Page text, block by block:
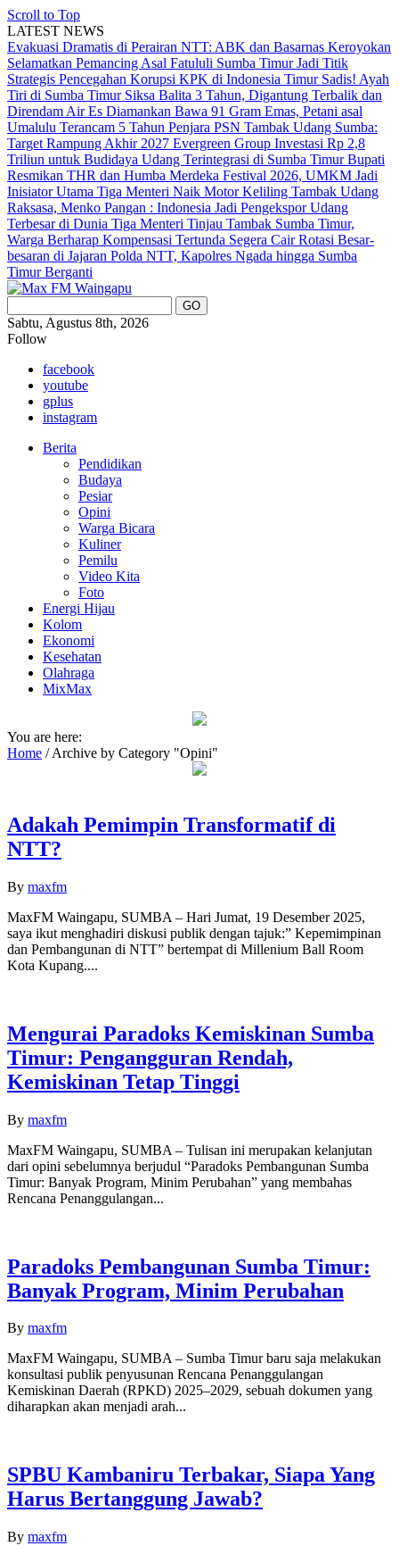
Scroll to Top
LATEST NEWS
Evakuasi Dramatis di Perairan NTT: ABK dan Basarnas Keroyokan
Selamatkan Pemancing Asal Fatululi Sumba Timur Jadi Titik
Strategis Pencegahan Korupsi KPK di Indonesia Timur Sadis! Ayah
Tiri di Sumba Timur Siksa Balita 3 Tahun, Digantung Terbalik dan
Direndam Air Es Diamankan Bawa 91 Gram Emas, Petani asal
Umalulu Terancam 5 Tahun Penjara PSN Tambak Udang Sumba:
Target Rampung Akhir 2027 Evergreen Group Investasi Rp 2,8
Triliun untuk Budidaya Udang Terintegrasi di Sumba TimurBupati
Resmikan THR dan Humba Merdeka Festival 2026, UMKM Jadi
Inisiator Utama Tiga Menteri Naik Motor Keliling Tambak Udang
Raksasa, Menko Pangan : Indonesia Jadi Pengekspor Udang
Terbesar di Dunia Tiga Menteri Tinjau Tambak Sumba Timur,
Warga Berharap Kompensasi Tertunda Segera CairRotasi Besar-
besaran di Jajaran Polda NTT, Kapolres Ngada hingga Sumba
Timur Berganti
Sabtu, Agustus 8th, 2026
Follow
facebook
youtube
gplus
instagram
Berita
Pendidikan
Budaya
Pesiar
Opini
Warga Bicara
Kuliner
Pemilu
Video Kita
Foto
Energi Hijau
Kolom
Ekonomi
Kesehatan
Olahraga
MixMax
You are here:
Home /Archive by Category "Opini"
Adakah Pemimpin Transformatif di
NTT?
By maxfm
MaxFM Waingapu, SUMBA – Hari Jumat, 19 Desember 2025,
saya ikut menghadiri diskusi publik dengan tajuk:” Kepemimpinan
dan Pembangunan di NTT” bertempat di Millenium Ball Room
Kota Kupang....
Mengurai Paradoks Kemiskinan Sumba
Timur: Pengangguran Rendah,
Kemiskinan Tetap Tinggi
By maxfm
MaxFM Waingapu, SUMBA – Tulisan ini merupakan kelanjutan
dari opini sebelumnya berjudul “Paradoks Pembangunan Sumba
Timur: Banyak Program, Minim Perubahan” yang membahas
Rencana Penanggulangan...
Paradoks Pembangunan Sumba Timur:
Banyak Program, Minim Perubahan
By maxfm
MaxFM Waingapu, SUMBA – Sumba Timur baru saja melakukan
konsultasi publik penyusunan Rencana Penanggulangan
Kemiskinan Daerah (RPKD) 2025–2029, sebuah dokumen yang
diharapkan akan menjadi arah...
SPBU Kambaniru Terbakar, Siapa Yang
Harus Bertanggung Jawab?
By maxfm